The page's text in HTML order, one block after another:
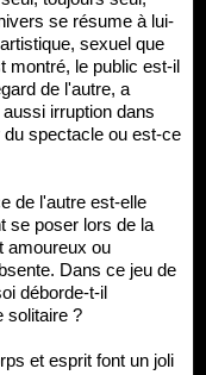
se résume à lui-
sexuel que
montré, le public est-il
de l'autre, a
irruption dans
spectacle ou est-ce
de l'autre est-elle
se poser lors de la
amoureux ou
Dans ce jeu de
déborde-t-il
solitaire ?
et esprit font un joli